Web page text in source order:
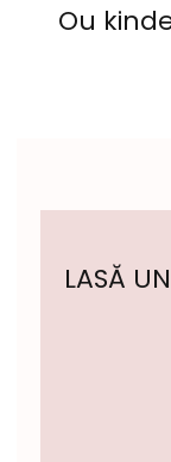
Ou
LASĂ